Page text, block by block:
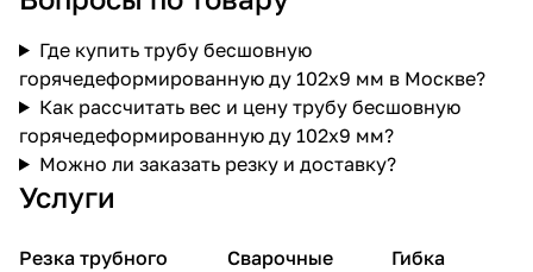
Где купить трубу бесшовную
горячедеформированную ду 102х9 мм в Москве?
Как рассчитать вес и цену трубу бесшовную
горячедеформированную ду 102х9 мм?
Можно ли заказать резку и доставку?
Услуги
Резка трубного
Сварочные
Гибка